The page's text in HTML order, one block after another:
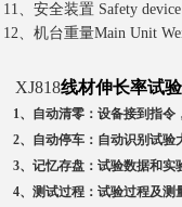
11、安全装置 Safety
12、机台重量Main Unit
XJ818线材伸长率试
1、自动清零：设备接到指令
2、自动停车：自动识别试验
3、记忆存盘：试验数据和
4、测试过程：试验过程及